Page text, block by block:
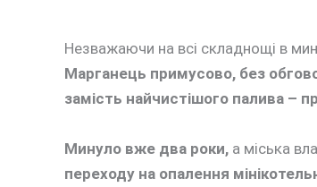
Незважаючи на всі складнощі в
Марганець примусово, без
замість найчистішого палива –
Минуло вже два роки, а міська
переходу на опалення